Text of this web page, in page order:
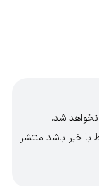
نخواهد شد.
با خبر باشد منتشر
محتوای نظرات